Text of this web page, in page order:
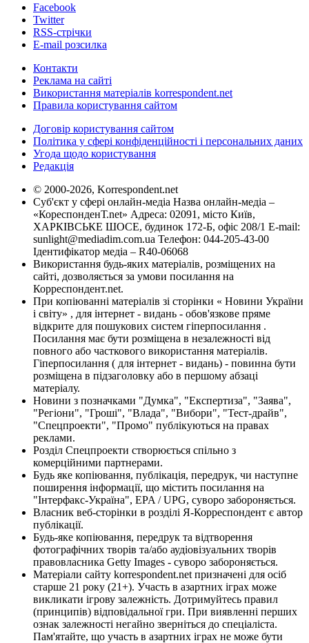
Facebook
Twitter
RSS-стрічки
E-mail розсилка
Контакти
Реклама на сайті
Використання матеріалів korrespondent.net
Правила користування сайтом
Договір користування сайтом
Політика у сфері конфіденційності і персональних даних
Угода щодо користування
Редакція
© 2000-2026, Korrespondent.net
Суб'єкт у сфері онлайн-медіа Назва онлайн-медіа –
«КореспонденТ.net» Адреса: 02091, місто Київ,
ХАРКІВСЬКЕ ШОСЕ, будинок 172-Б, офіс 208/1 E-mail:
sunlight@mediadim.com.ua Телефон: 044-205-43-00
Ідентифікатор медіа – R40-06068
Використання будь-яких матеріалів, розміщених на
сайті, дозволяється за умови посилання на
Корреспондент.net.
При копіюванні матеріалів зі сторінки « Новини України
і світу» , для інтернет - видань - обов'язкове пряме
відкрите для пошукових систем гіперпосилання .
Посилання має бути розміщена в незалежності від
повного або часткового використання матеріалів.
Гіперпосилання ( для інтернет - видань) - повинна бути
розміщена в підзаголовку або в першому абзаці
матеріалу.
Новини з позначками "Думка", "Експертиза", "Заява",
"Регіони", "Гроші", "Влада", "Вибори", "Тест-драйв",
"Спецпроекти", "Промо" публікуються на правах
реклами.
Розділ Спецпроекти створюється спільно з
комерційними партнерами.
Будь яке копіювання, публікація, передрук, чи наступне
поширення інформації, що містить посилання на
"Інтерфакс-Україна", EPA / UPG, суворо забороняється.
Власник веб-сторінки в розділі Я-Корреспондент є автор
публікації.
Будь-яке копіювання, передрук та відтворення
фотографічних творів та/або аудіовізуальних творів
правовласника Getty Images - суворо забороняється.
Матеріали сайту korrespondent.net призначені для осіб
старше 21 року (21+). Участь в азартних іграх може
викликати ігрову залежність. Дотримуйтесь правил
(принципів) відповідальної гри. При виявленні перших
ознак залежності негайно зверніться до спеціаліста.
Пам'ятайте, що участь в азартних іграх не може бути